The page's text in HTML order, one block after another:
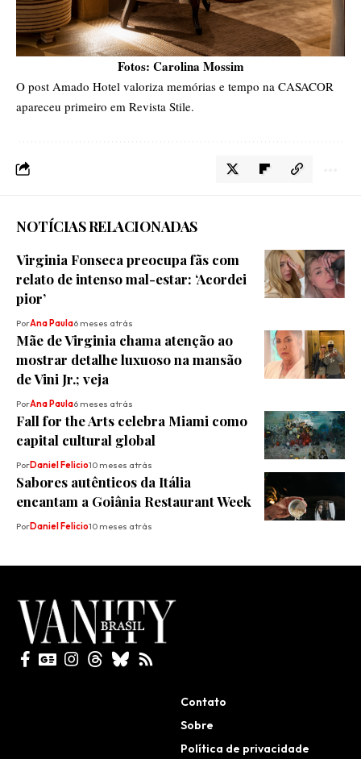
Fotos: Carolina Mossim
O post Amado Hotel valoriza memórias e tempo na CASACOR
apareceu primeiro em Revista Stile.
NOTÍCIAS RELACIONADAS
Virginia Fonseca preocupa fãs com
relato de intenso mal-estar: ‘Acordei
pior’
PorAna Paula6 meses atrás
Mãe de Virginia chama atenção ao
mostrar detalhe luxuoso na mansão
de Vini Jr.; veja
PorAna Paula6 meses atrás
Fall for the Arts celebra Miami como
capital cultural global
PorDaniel Felicio10 meses atrás
Sabores autênticos da Itália
encantam a Goiânia Restaurant Week
PorDaniel Felicio10 meses atrás
Contato
Sobre
Política de privacidade